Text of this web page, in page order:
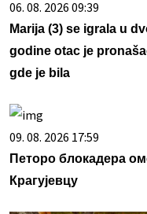
06. 08. 2026 09:39
Marija (3) se igrala u
godine otac je
gde je bila
09. 08. 2026 17:59
Петоро блокадера
Крагујевцу